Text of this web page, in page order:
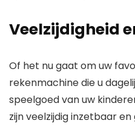
Veelzijdigheid
Of het nu gaat om uw
rekenmachine die u
speelgoed van uw
zijn veelzijdig inzetbaar